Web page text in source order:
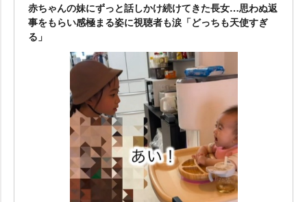
赤ちゃんの妹にずっと話しかけ続けてきた長女…思わぬ返
事をもらい感極まる姿に視聴者も涙「どっちも天使すぎ
る」